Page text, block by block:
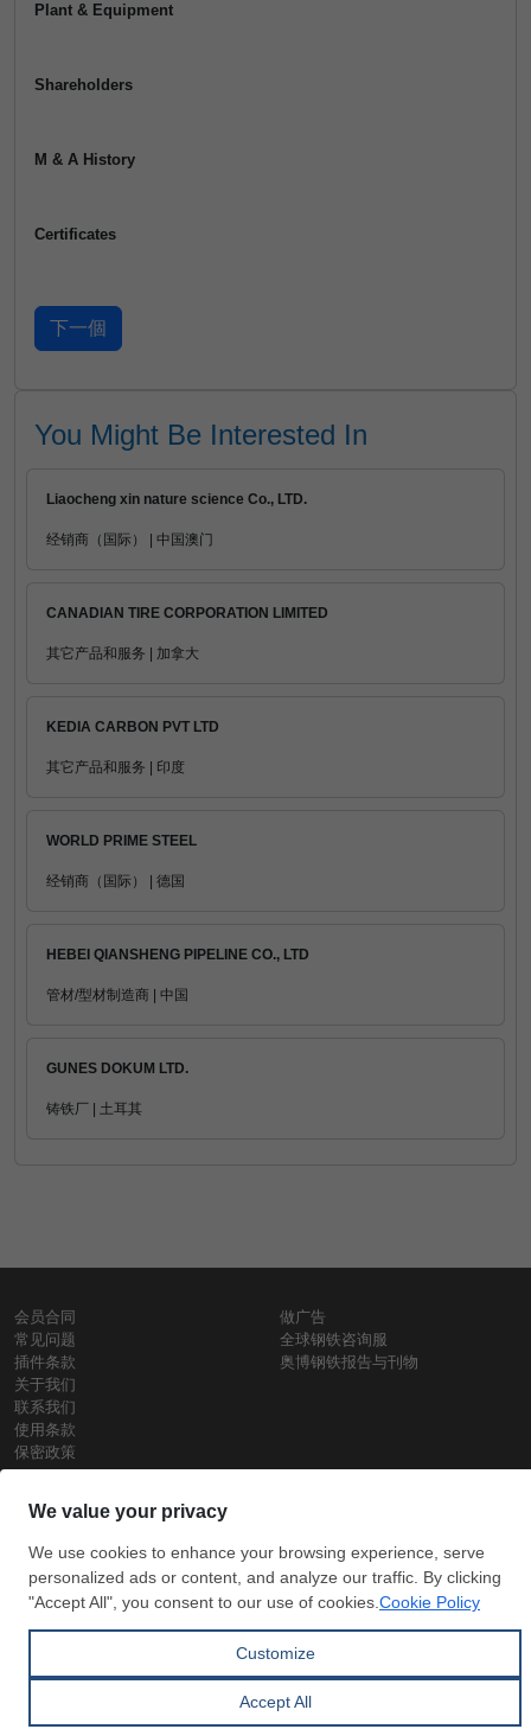
Plant & Equipment
Shareholders
M & A History
Certificates
You Might Be Interested In
Liaocheng xin nature science Co., LTD.
经销商（国际） | 中国澳门
CANADIAN TIRE CORPORATION LIMITED
其它产品和服务 | 加拿大
KEDIA CARBON PVT LTD
其它产品和服务 | 印度
WORLD PRIME STEEL
经销商（国际） | 德国
HEBEI QIANSHENG PIPELINE CO., LTD
管材/型材制造商 | 中国
GUNES DOKUM LTD.
铸铁厂 | 土耳其
会员合同
常见问题
插件条款
关于我们
联系我们
使用条款
保密政策
做广告
全球钢铁咨询服
奥博钢铁报告与刊物
钢材价格
每日废钢价格
盘条价格
订
阅
信用卡支
付
支付宝支
付